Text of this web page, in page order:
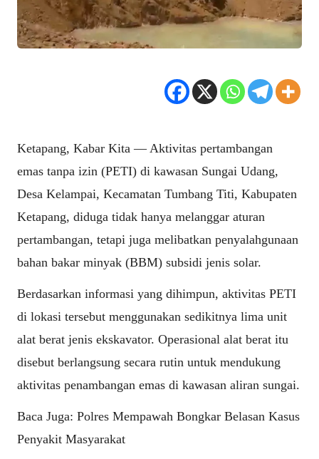
Ketapang, Kabar Kita — Aktivitas pertambangan
emas tanpa izin (PETI) di kawasan Sungai Udang,
Desa Kelampai, Kecamatan Tumbang Titi, Kabupaten
Ketapang, diduga tidak hanya melanggar aturan
pertambangan, tetapi juga melibatkan penyalahgunaan
bahan bakar minyak (BBM) subsidi jenis solar.
Berdasarkan informasi yang dihimpun, aktivitas PETI
di lokasi tersebut menggunakan sedikitnya lima unit
alat berat jenis ekskavator. Operasional alat berat itu
disebut berlangsung secara rutin untuk mendukung
aktivitas penambangan emas di kawasan aliran sungai.
Baca Juga: Polres Mempawah Bongkar Belasan Kasus
Penyakit Masyarakat